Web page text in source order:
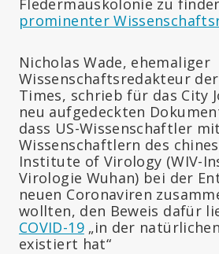
prominenter
Nicholas Wade, ehemaliger
Wissenschaftsredakteur
Times, schrieb für das City
neu aufgedeckten
dass US-Wissenschaftler mit
Wissenschaftlern des
Institute of Virology (WIV-
Virologie Wuhan) bei der
neuen Coronaviren
wollten, den Beweis dafür
COVID-19„in der
existiert hat“